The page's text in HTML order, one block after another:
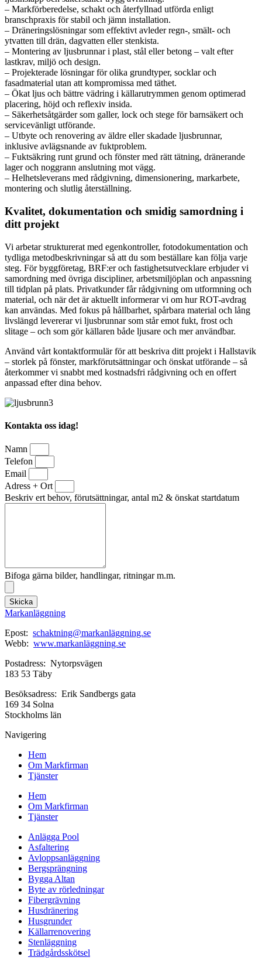
– Markförberedelse, schakt och återfyllnad utförda enligt
branschpraxis för stabil och jämn installation.
– Dräneringslösningar som effektivt avleder regn-, smält- och
ytvatten till drän, dagvatten eller stenkista.
– Montering av ljusbrunnar i plast, stål eller betong – valt efter
lastkrav, miljö och design.
– Projekterade lösningar för olika grundtyper, socklar och
fasadmaterial utan att kompromissa med täthet.
– Ökat ljus och bättre vädring i källarutrymmen genom optimerad
placering, höjd och reflexiv insida.
– Säkerhetsåtgärder som galler, lock och stege för barnsäkert och
servicevänligt utförande.
– Utbyte och renovering av äldre eller skadade ljusbrunnar,
inklusive avlägsnande av fuktproblem.
– Fuktsäkring runt grund och fönster med rätt tätning, dränerande
lager och noggrann anslutning mot vägg.
– Helhetsleverans med rådgivning, dimensionering, markarbete,
montering och slutlig återställning.
Kvalitet, dokumentation och smidig samordning i
ditt projekt
Vi arbetar strukturerat med egenkontroller, fotodokumentation och
tydliga metodbeskrivningar så att du som beställare kan följa varje
steg. För byggföretag, BRF:er och fastighetsutvecklare erbjuder vi
samordning med övriga discipliner, arbetsmiljöplan och anpassning
till tidplan på plats. Privatkunder får rådgivning om utformning och
material, och när det är aktuellt informerar vi om hur ROT-avdrag
kan användas. Med fokus på hållbarhet, spårbara material och lång
livslängd levererar vi ljusbrunnar som står emot fukt, frost och
slitage – och som gör källaren både ljusare och mer användbar.
Använd vårt kontaktformulär för att beskriva ditt projekt i Hallstavik
– storlek på fönster, markförutsättningar och önskat utförande – så
återkommer vi snabbt med kostnadsfri rådgivning och en offert
anpassad efter dina behov.
Kontakta oss idag!
Namn
Telefon
Email
Adress + Ort
Beskriv ert behov, förutsättningar, antal m2 & önskat startdatum
Bifoga gärna bilder, handlingar, ritningar m.m.
Skicka
Markanläggning
Epost: schaktning@markanläggning.se
Webb: www.markanläggning.se
Postadress: Nytorpsvägen
183 53 Täby
Besöksadress: Erik Sandbergs gata
169 34 Solna
Stockholms län
Navigering
Hem
Om Markfirman
Tjänster
Hem
Om Markfirman
Tjänster
Anlägga Pool
Asfaltering
Avloppsanläggning
Bergsprängning
Bygga Altan
Byte av rörledningar
Fibergrävning
Husdränering
Husgrunder
Källarrenovering
Stenläggning
Trädgårdsskötsel